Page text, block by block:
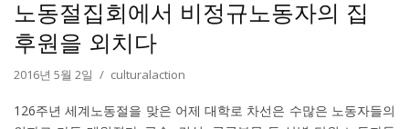
노동절집회에서 비정규노동자의 집
후원을 외치다
2016년 5월 2일 culturalaction
126주년 세계노동절을 맞은 어제 대학로 차선은 수많은 노동자들의